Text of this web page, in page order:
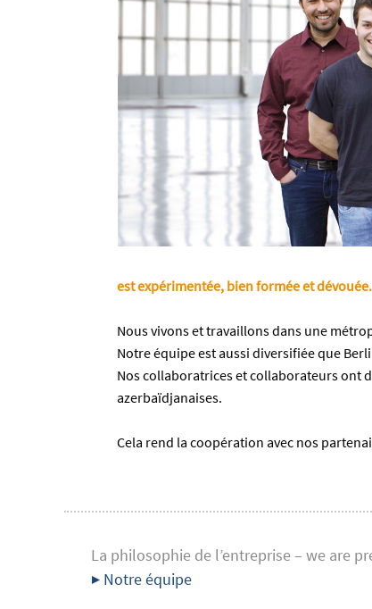
est expérimentée, bien formée et dévouée.
Nous vivons et travaillons dans une
Notre équipe est aussi diversifiée que
Nos collaboratrices et collaborateurs ont
azerbaïdjanaises.
Cela rend la coopération avec nos
La philosophie de l’entreprise – we are
▶ Notre équipe